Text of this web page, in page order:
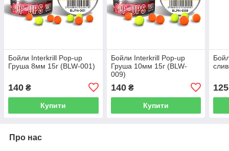
Бойли Interkrill Pop-up
Груша 8мм 15г (BLW-001)
140 ₴
Купити
Бойли Interkrill Pop-up
Груша 10мм 15г (BLW-
009)
140₴
Купити
125
Про нас